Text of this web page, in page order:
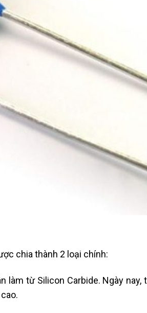
chia thành 2 loại chính:
làm từ Silicon Carbide. Ngày